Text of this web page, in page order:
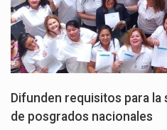
Difunden requisitos para
de posgrados nacionales